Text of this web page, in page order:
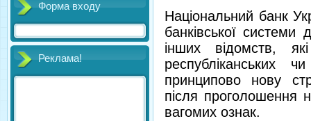
Форма входу
Реклама!
Національний банк
банківської системи
інших відомств,
принципово нову
після проголошення
вагомих ознак.